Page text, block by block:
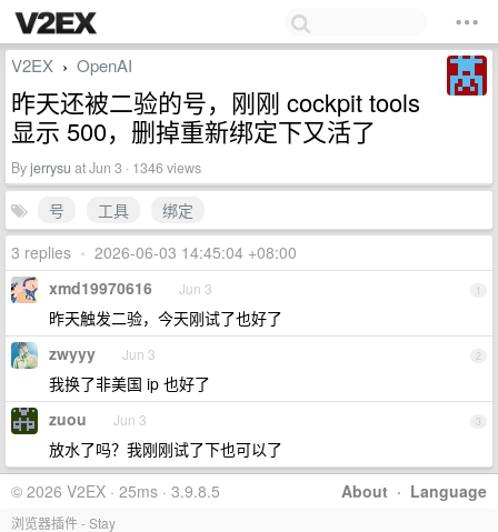
V2EX › OpenAI
昨天还被二验的号，刚刚 cockpit tools
显示 500，删掉重新绑定下又活了
Byjerrysu at Jun 3 · 1346 views
号 工具
绑定
3 replies • 2026-06-03 14:45:04 +08:00
1
xmd19970616 Jun 3
昨天触发二验，今天刚试了也好了
2
zwyyy Jun 3
我换了非美国 ip 也好了
3
zuou Jun 3
放水了吗？我刚刚试了下也可以了
About · Language
© 2026 V2EX · 25ms · 3.9.8.5
浏览器插件 - Stay